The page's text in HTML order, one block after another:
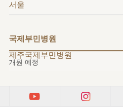
서울
국제부민병원
제주국제부민병원
개원 예정